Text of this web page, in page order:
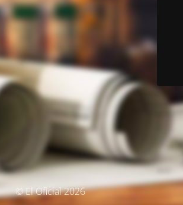
© El Oficial 2026